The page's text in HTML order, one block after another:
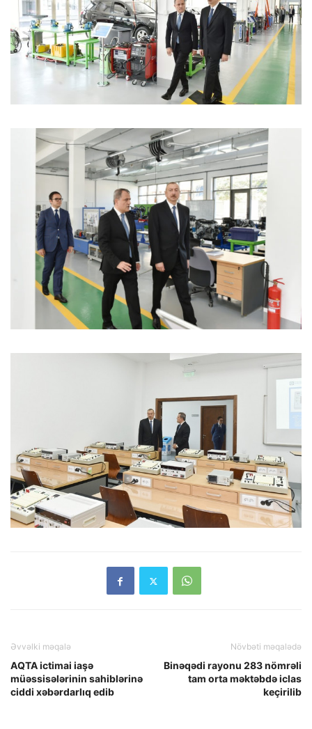
Əvvəlki məqalə
AQTA ictimai iaşə
müəssisələrinin sahiblərinə
ciddi xəbərdarlıq edib
Növbəti məqalədə
Binəqədi rayonu 283 nömrəli
tam orta məktəbdə iclas
keçirilib